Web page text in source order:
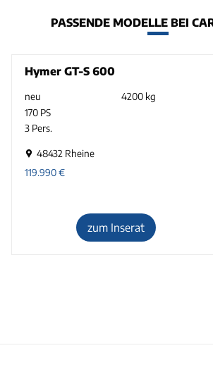
PASSENDE MODELLE BEI
Hymer GT-S 600
neu
4200 kg
170 PS
3 Pers.
48432 Rheine
119.990€
zum Inserat